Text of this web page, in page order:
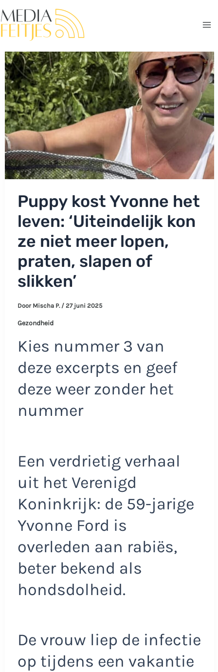
naar
de
Puppy kost Yvonne het
leven: ‘Uiteindelijk kon
ze niet meer lopen,
praten, slapen of
slikken’
Door Mischa P. / 27 juni 2025
Gezondheid
Kies nummer 3 van
deze excerpts en geef
deze weer zonder het
nummer
Een verdrietig verhaal
uit het Verenigd
Koninkrijk: de 59-jarige
Yvonne Ford is
overleden aan rabiës,
beter bekend als
hondsdolheid.
De vrouw liep de infectie
op tijdens een vakantie